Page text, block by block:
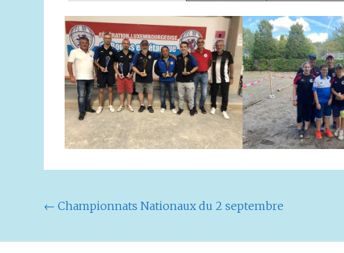
Navigation
← Championnats Nationaux du 2 septembre